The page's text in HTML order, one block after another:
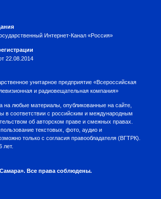
Интернет-Канал «Россия»
22.08.2014
унитарное предприятие «Всероссийская
и радиовещательная компания»
на любые материалы, опубликованные на сайте,
в соответствии с российским и международным
об авторском праве и смежных правах.
текстовых, фото, аудио и
только с согласия правообладателя (ВГТРК).
лет.
Все права соблюдены.